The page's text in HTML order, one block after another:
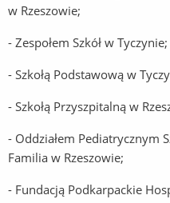
w Rzeszowie;
- Zespołem Szkół w Tyczynie;
- Szkołą Podstawową w
- Szkołą Przyszpitalną w
- Oddziałem Pediatrycznym
Familia w Rzeszowie;
- Fundacją Podkarpackie